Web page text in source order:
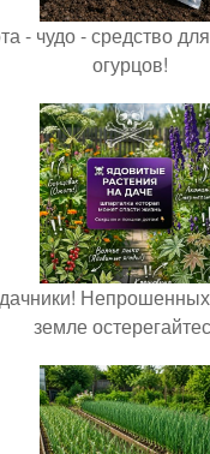
- чудо - средство
огурцов!
земле